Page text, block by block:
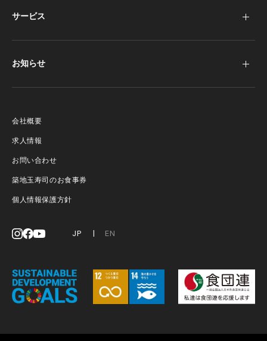
サービス
お知らせ
会社概要
求人情報
お問い合わせ
築地玉寿司のお食事券
個人情報保護方針
JP EN